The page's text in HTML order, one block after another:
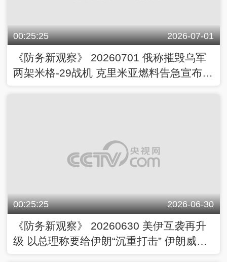
00:25:25 2026-07-01
《防务新观察》 20260701 俄称摧毁乌军
两架米格-29战机 克里米亚燃料告急宣布进
00:25:25 2026-06-30
《防务新观察》 20260630 美伊互袭再升
级 以总理称要给伊朗“沉重打击” 伊朗威